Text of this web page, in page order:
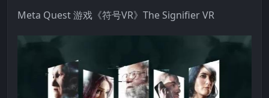
Meta Quest 游戏《符号VR》The Signifier VR